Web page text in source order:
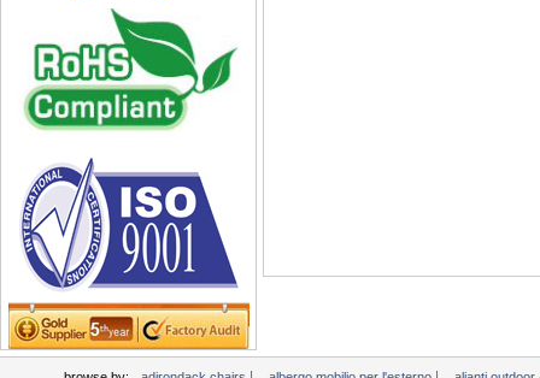
Wicker Patio Mobili
Woodard Mobili